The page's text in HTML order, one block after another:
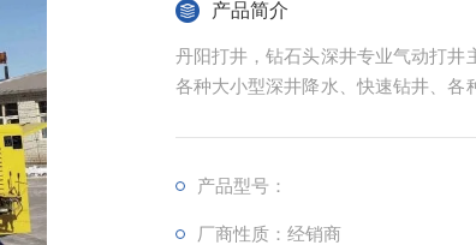
产品简介
丹阳打井，钻石头深井专业气动打井
各种大小型深井降水、快速钻井、各
产品型号：
厂商性质：经销商